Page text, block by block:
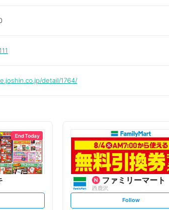
detail/1764/
End Today
ファミリーマート
西鹿沢
s
Follow